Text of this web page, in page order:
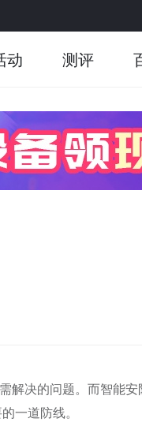
动 测评
解决的问题。而智能
一道防线。